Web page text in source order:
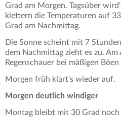
Grad am Morgen. Tagsüber
klettern die Temperaturen auf
Grad am Nachmittag.
Die Sonne scheint mit 7
dem Nachmittag zieht es zu.
Regenschauer bei mäßigen
Morgen früh klart's wieder auf.
Morgen deutlich windiger
Montag bleibt mit 30 Grad